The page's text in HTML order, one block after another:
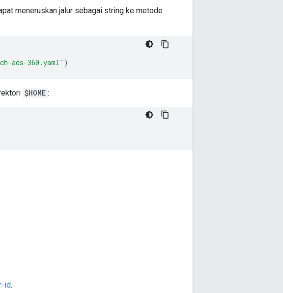
meneruskan jalur sebagai string ke metode
ads-360.yaml" )
$HOME :
id.